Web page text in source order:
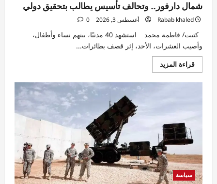
شمال دارفور.. وتحالف تأسيس يطالب بتحقيق دولي
Rabab khaled أغسطس 3, 2026 0
كتبت/ فاطمة محمد استشهد 40 مدنيًا، بينهم نساء وأطفال،
وأصيب العشرات، الأحد، إثر قصف بطائرات...
قراءة المزيداقرأ
المزيد
استشهاد
بطائرات
على
شمال
دارفور..
وتحالف
تأسيس
يطالب
بتحقيق
دولي سياسة